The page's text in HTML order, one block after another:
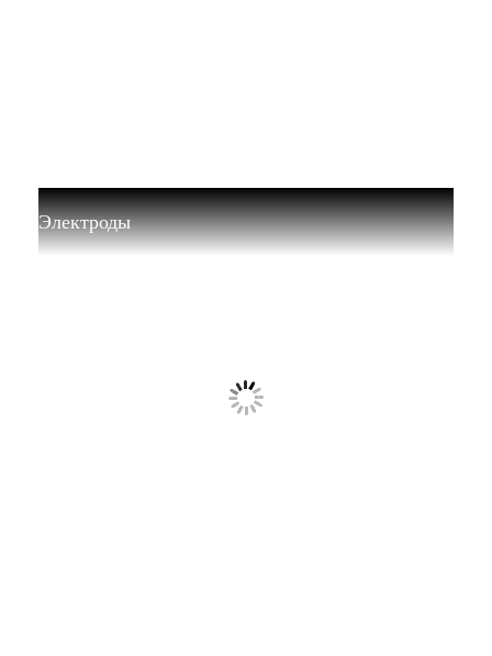
Электроды